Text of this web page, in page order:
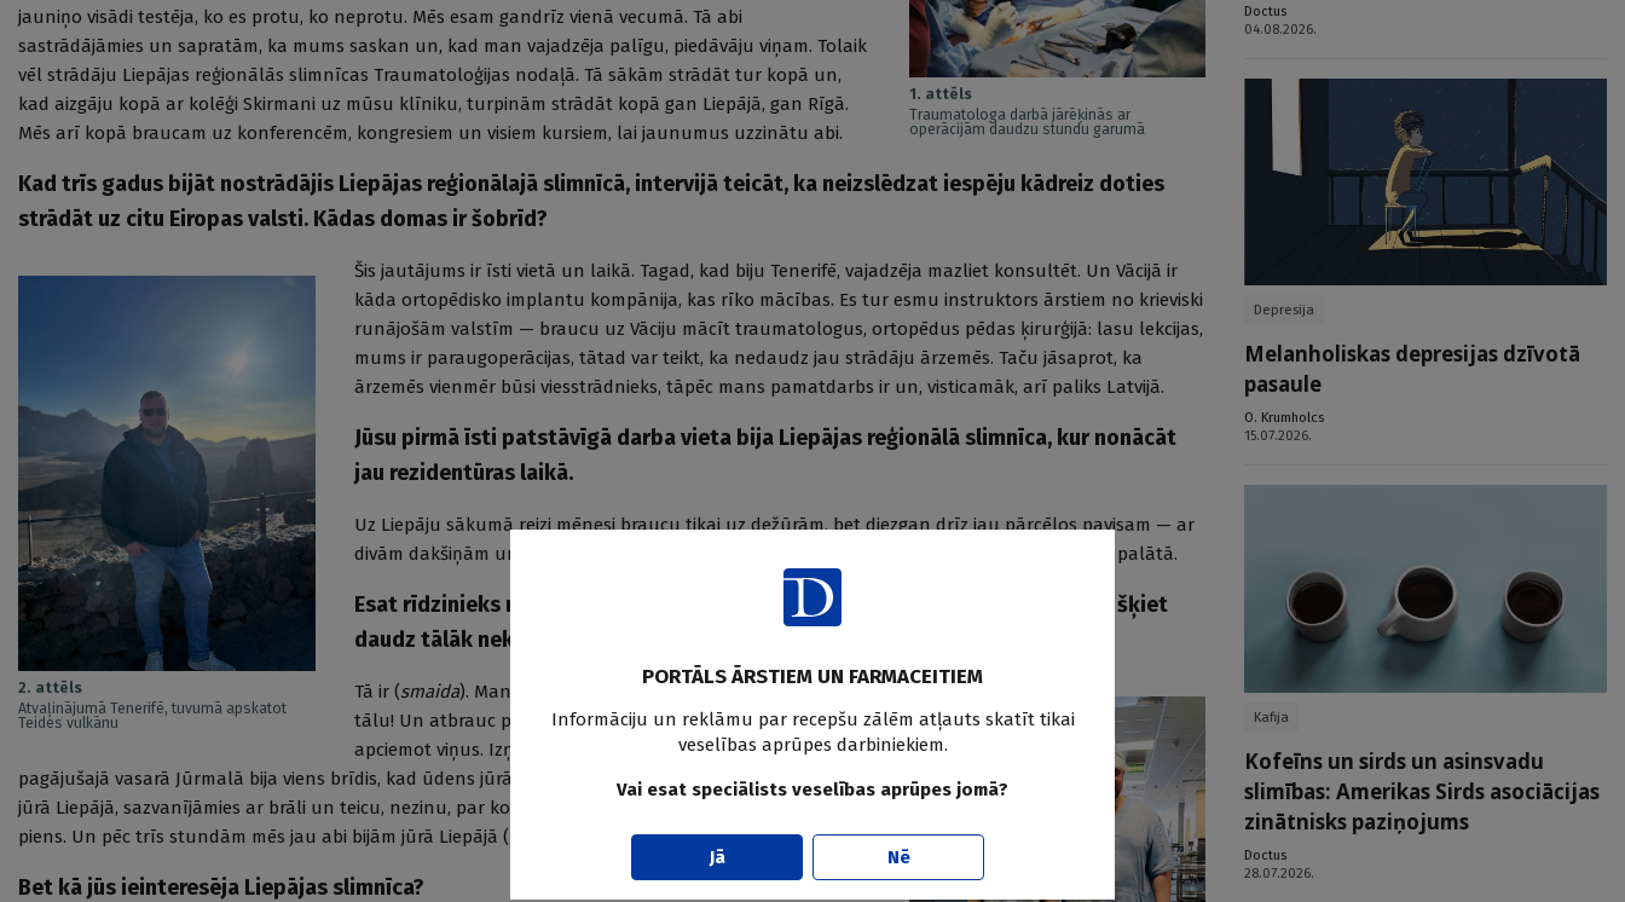
1. attēls
Traumatologa darbā jārēķinās ar
operācijām daudzu stundu garumā
jauniņo visādi testēja, ko es protu, ko neprotu. Mēs esam gandrīz vienā vecumā. Tā abi
sastrādājāmies un sapratām, ka mums saskan un, kad man vajadzēja palīgu, piedāvāju viņam. Tolaik
vēl strādāju Liepājas reģionālās slimnīcas Traumatoloģijas nodaļā. Tā sākām strādāt tur kopā un,
kad aizgāju kopā ar kolēģi Skirmani uz mūsu klīniku, turpinām strādāt kopā gan Liepājā, gan Rīgā.
Mēs arī kopā braucam uz konferencēm, kongresiem un visiem kursiem, lai jaunumus uzzinātu abi.
Kad trīs gadus bijāt nostrādājis Liepājas reģionālajā slimnīcā, intervijā teicāt, ka neizslēdzat iespēju kādreiz doties
strādāt uz citu Eiropas valsti. Kādas domas ir šobrīd?
2. attēls
Atvaļinājumā Tenerifē, tuvumā apskatot
Teides vulkānu
Šis jautājums ir īsti vietā un laikā. Tagad, kad biju Tenerifē, vajadzēja mazliet konsultēt. Un Vācijā ir
kāda ortopēdisko implantu kompānija, kas rīko mācības. Es tur esmu instruktors ārstiem no krieviski
runājošām valstīm — braucu uz Vāciju mācīt traumatologus, ortopēdus pēdas ķirurģijā: lasu lekcijas,
mums ir paraugoperācijas, tātad var teikt, ka nedaudz jau strādāju ārzemēs. Taču jāsaprot, ka
ārzemēs vienmēr būsi viesstrādnieks, tāpēc mans pamatdarbs ir un, visticamāk, arī paliks Latvijā.
Jūsu pirmā īsti patstāvīgā darba vieta bija Liepājas reģionālā slimnīca, kur nonācāt
jau rezidentūras laikā.
Uz Liepāju sākumā reizi mēnesi braucu tikai uz dežūrām, bet diezgan drīz jau pārcēlos pavisam — ar
divām dakšiņām un vienu nazīti somā (
). Tā arī bija! Un sākumā nakšņoju slimnīcas palātā.
Esat rīdzinieks no Ķengaraga. Kā nonācāt Liepājā? Rīdziniekiem taču Liepāja šķiet
daudz tālāk nekā liepājniekiem Rīga...
Tā ir (smaida). Man pat vecāki joprojām saka: Liepāja ir tik
tālu! Un atbrauc pie manis vien retu reizi, es braucu
apciemot viņus. Izņēmums ir mans brālis. Nu, piemēram,
pagājušajā vasarā Jūrmalā bija viens brīdis, kad ūdens jūrā bija ledaini auksts. Es līdz padusēm biju
jūrā Liepājā, sazvanījāmies ar brāli un teicu, nezinu, par ko tu runā, mums Liepājā ūdens jūrā ir kā
piens. Un pēc trīs stundām mēs jau abi bijām jūrā Liepājā (
Bet kā jūs ieinteresēja Liepājas slimnīca?
Doctus
04.08.2026.
Depresija
Melanholiskas depresijas dzīvotā
pasaule
O. Krumholcs
15.07.2026.
Kafija
Kofeīns un sirds un asinsvadu
slimības: Amerikas Sirds asociācijas
zinātnisks paziņojums
Doctus
28.07.2026.
PORTĀLS ĀRSTIEM UN FARMACEITIEM
Informāciju un reklāmu par recepšu zālēm atļauts skatīt tikai
veselības aprūpes darbiniekiem.
Vai esat speciālists veselības aprūpes jomā?
Jā Nē